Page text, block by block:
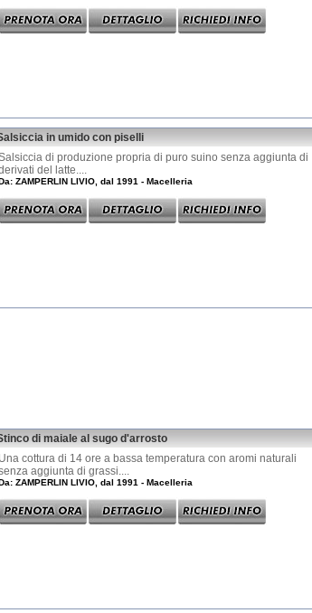
in umido con piselli
di produzione propria di puro suino senza aggiunta di
del latte....
ZAMPERLIN LIVIO, dal 1991 - Macelleria
di maiale al sugo d'arrosto
Una cottura di 14 ore a bassa temperatura con aromi naturali
aggiunta di grassi....
ZAMPERLIN LIVIO, dal 1991 - Macelleria